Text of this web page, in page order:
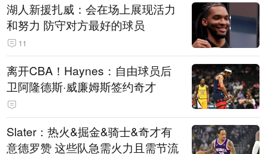
湖人新援扎威：会在场上展现活力
和努力 防守对方最好的球员
11
离开CBA！Haynes：自由球员后
卫阿隆德斯·威廉姆斯签约奇才
Slater：热火&掘金&骑士&奇才有
意德罗赞 这些队急需火力且需节流